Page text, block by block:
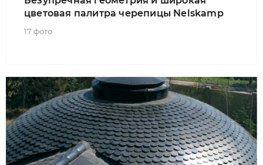
цветовая палитра черепицы Nelskamp
17 фото